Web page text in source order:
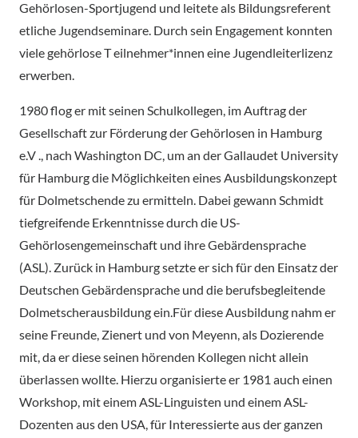
Gehörlosen-Sportjugend und leitete als Bildungsreferent
etliche Jugendseminare. Durch sein Engagement konnten
viele gehörlose T eilnehmer*innen eine Jugendleiterlizenz
erwerben.
1980 flog er mit seinen Schulkollegen, im Auftrag der
Gesellschaft zur Förderung der Gehörlosen in Hamburg
e.V ., nach Washington DC, um an der Gallaudet University
für Hamburg die Möglichkeiten eines Ausbildungskonzept
für Dolmetschende zu ermitteln. Dabei gewann Schmidt
tiefgreifende Erkenntnisse durch die US-
Gehörlosengemeinschaft und ihre Gebärdensprache
(ASL). Zurück in Hamburg setzte er sich für den Einsatz der
Deutschen Gebärdensprache und die berufsbegleitende
Dolmetscherausbildung ein.Für diese Ausbildung nahm er
seine Freunde, Zienert und von Meyenn, als Dozierende
mit, da er diese seinen hörenden Kollegen nicht allein
überlassen wollte. Hierzu organisierte er 1981 auch einen
Workshop, mit einem ASL-Linguisten und einem ASL-
Dozenten aus den USA, für Interessierte aus der ganzen